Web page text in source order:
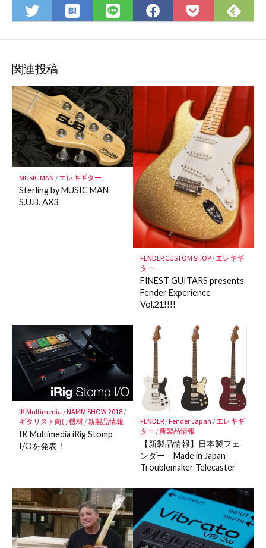
Twitter
で
ア
は
て
ク
マ
ー
ク
に
保
存
LINE
で
Facebook
で
Pocket
に
で
関連投稿
MUSIC MAN / エレキギター
Sterling by MUSIC MAN
S.U.B. AX3
FENDER CUSTOM SHOP/エレキギ
ター
FINEST GUITARS presents
Fender Experience
Vol.21!!!!
IK Multimedia /NAMM SHOW 2018/
ギタリスト向け機材/新製品情報
IK Multimedia iRig Stomp
I/Oを発表！
FENDER/Fender Japan /エレキギ
ター /新製品情報
【新製品情報】日本製フェ
ンダー Made in Japan
Troublemaker Telecaster